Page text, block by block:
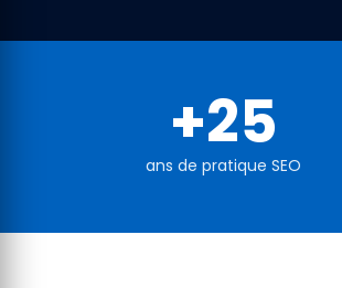
+25
ans de pratique SEO